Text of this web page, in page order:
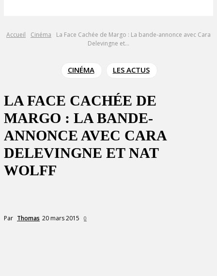
Accueil Cinéma
La Face Cachée de Margo : La bande-annonce avec Cara
Delevingne et...
CINÉMA LES ACTUS
LA FACE CACHÉE DE
MARGO : LA BANDE-
ANNONCE AVEC CARA
DELEVINGNE ET NAT
WOLFF
Par Thomas 20 mars 2015 0